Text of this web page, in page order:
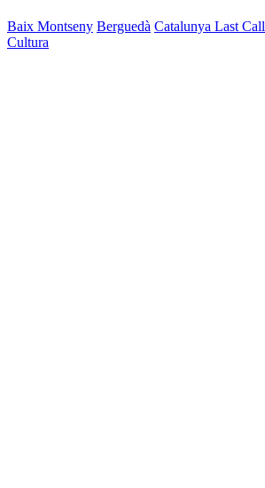
Baix Montseny Berguedà Catalunya Last Call
Cultura